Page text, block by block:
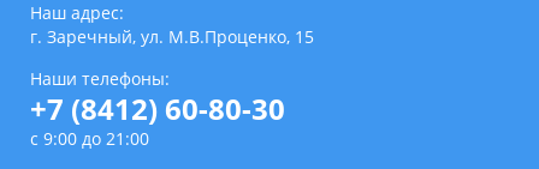
Наш адрес:
г. Заречный, ул. М.В.Проценко, 15
Наши телефоны:
+7 (8412) 60-80-30
с 9:00 до 21:00